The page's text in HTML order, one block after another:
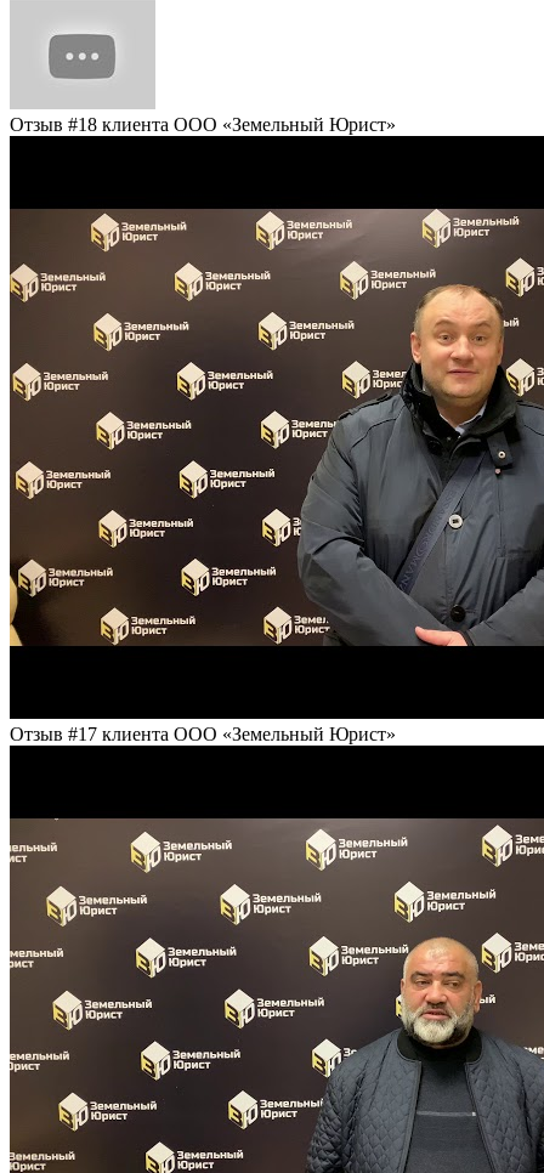
Отзыв #18 клиента ООО «Земельный Юрист»
Отзыв #17 клиента ООО «Земельный Юрист»